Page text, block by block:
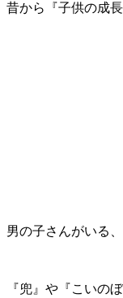
昔から『子供の成
男の子さんがいる
『兜』や『こいの